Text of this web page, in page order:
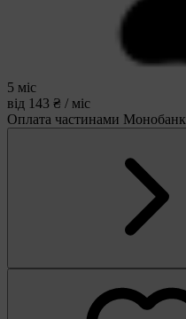
5 міс
від 143 ₴ / міс
Оплата частинами Монобанк